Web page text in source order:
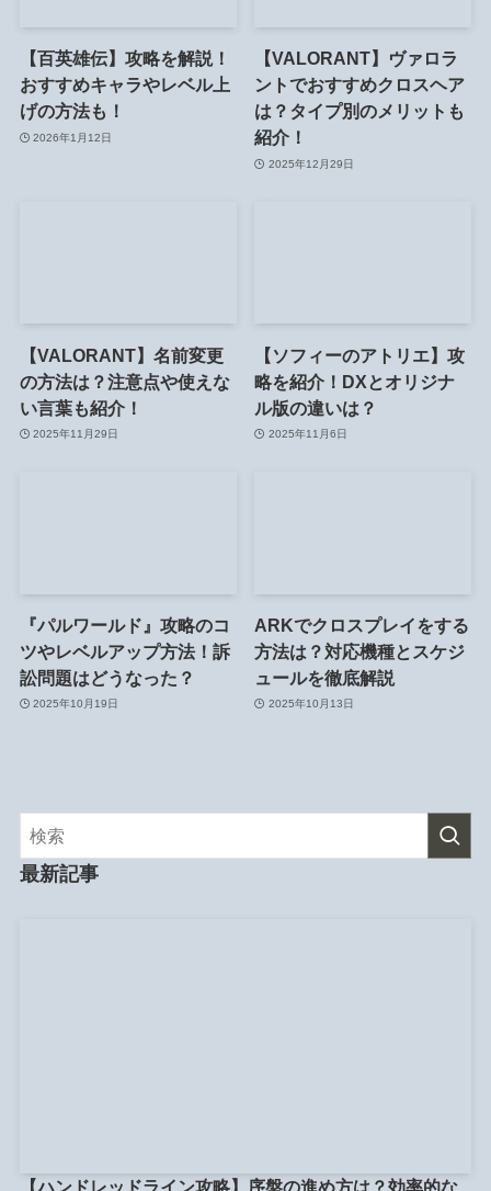
【百英雄伝】攻略を解説！
おすすめキャラやレベル上
げの方法も！
2026年1月12日
【VALORANT】ヴァロラ
ントでおすすめクロスヘア
は？タイプ別のメリットも
紹介！
2025年12月29日
【VALORANT】名前変更
の方法は？注意点や使えな
い言葉も紹介！
2025年11月29日
【ソフィーのアトリエ】攻
略を紹介！DXとオリジナ
ル版の違いは？
2025年11月6日
『パルワールド』攻略のコ
ツやレベルアップ方法！訴
訟問題はどうなった？
2025年10月19日
ARKでクロスプレイをする
方法は？対応機種とスケジ
ュールを徹底解説
2025年10月13日
最新記事
【ハンドレッドライン攻略】序盤の進め方は？効率的な